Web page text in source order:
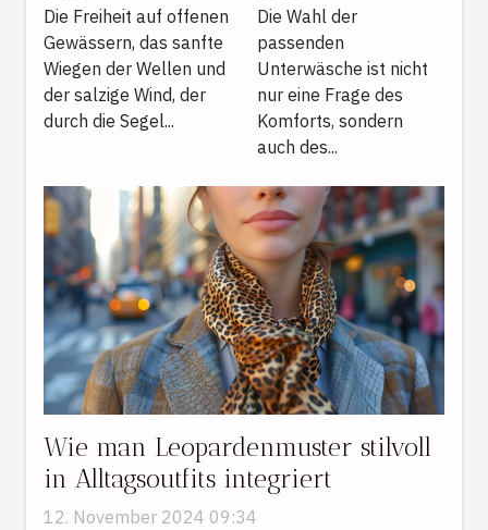
können
Die Freiheit auf offenen
Gewässern, das sanfte
Wiegen der Wellen und
der salzige Wind, der
durch die Segel...
auswählt
Die Wahl der
passenden
Unterwäsche ist nicht
nur eine Frage des
Komforts, sondern
auch des...
Wie man Leopardenmuster stilvoll
in Alltagsoutfits integriert
12. November 2024 09:34